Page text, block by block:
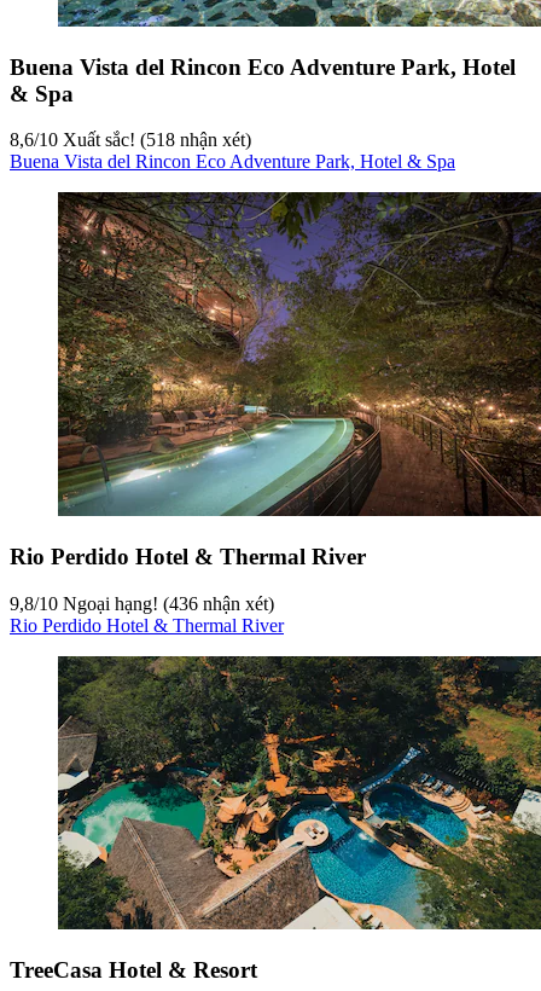
Buena Vista del Rincon Eco Adventure Park, Hotel
& Spa
8,6/10 Xuất sắc! (518 nhận xét)
Buena Vista del Rincon Eco Adventure Park, Hotel & Spa
Rio Perdido Hotel & Thermal River
9,8/10 Ngoại hạng! (436 nhận xét)
Rio Perdido Hotel & Thermal River
TreeCasa Hotel & Resort